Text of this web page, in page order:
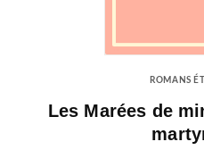
ROMANS
Les Marées de